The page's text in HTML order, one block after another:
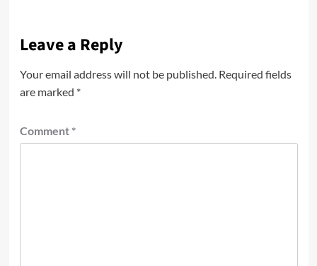
Leave a Reply
Your email address will not be published. Required fields
are marked *
Comment *